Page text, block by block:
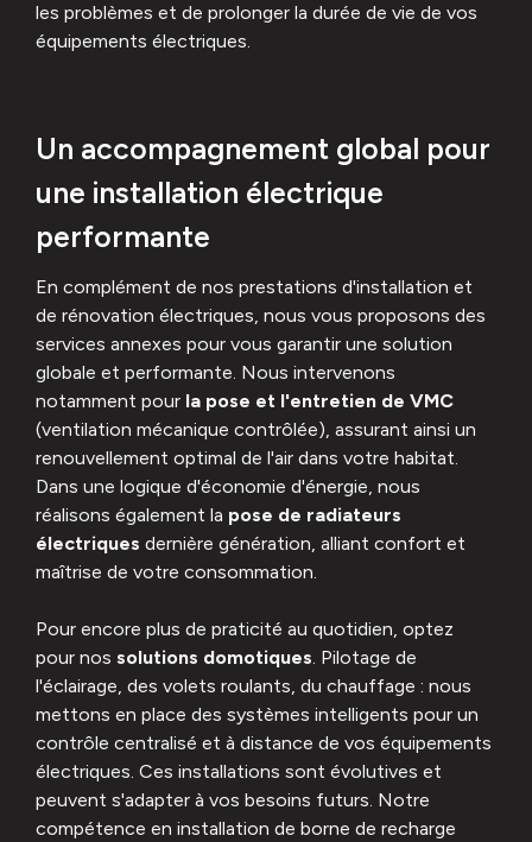
les problèmes et de prolonger la durée de vie de vos
équipements électriques.
Un accompagnement global pour
une installation électrique
performante
En complément de nos prestations d'installation et
de rénovation électriques, nous vous proposons des
services annexes pour vous garantir une solution
globale et performante. Nous intervenons
notamment pour la pose et l'entretien de VMC
(ventilation mécanique contrôlée), assurant ainsi un
renouvellement optimal de l'air dans votre habitat.
Dans une logique d'économie d'énergie, nous
réalisons également la pose de radiateurs
électriques dernière génération, alliant confort et
maîtrise de votre consommation.
Pour encore plus de praticité au quotidien, optez
pour nos solutions domotiques. Pilotage de
l'éclairage, des volets roulants, du chauffage : nous
mettons en place des systèmes intelligents pour un
contrôle centralisé et à distance de vos équipements
électriques. Ces installations sont évolutives et
peuvent s'adapter à vos besoins futurs. Notre
compétence en installation de borne de recharge